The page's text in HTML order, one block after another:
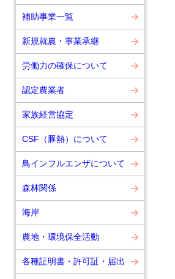
補助事業一覧
新規就農・事業承継
労働力の確保について
認定農業者
家族経営協定
CSF（豚熱）について
鳥インフルエンザについて
森林関係
海岸
農地・環境保全活動
各種証明書・許可証・届出